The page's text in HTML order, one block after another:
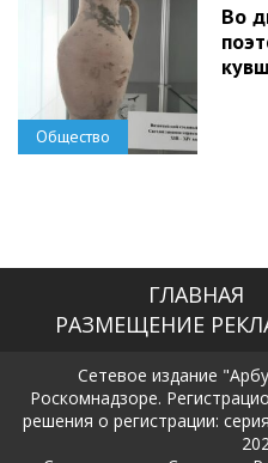
Общество
Во
ГЛАВНАЯ
РАЗМЕЩЕНИЕ
Сетевое издание
Роскомнадзоре.
решения о регистрации: